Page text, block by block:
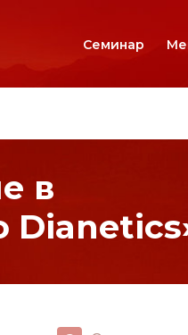
Семинар
в